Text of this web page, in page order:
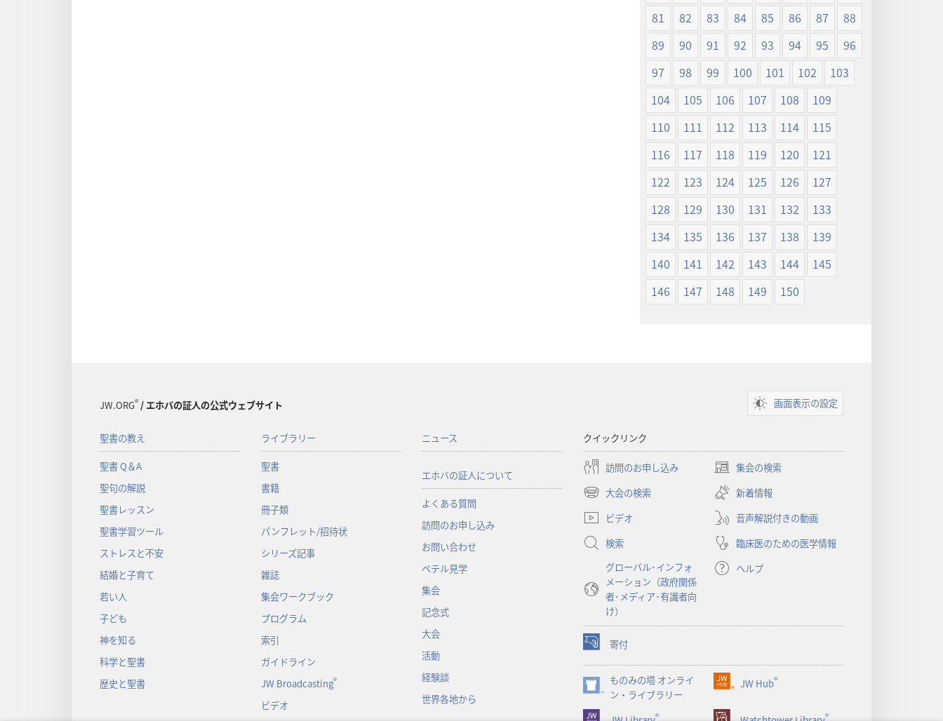
81
82 83 84 85 86 87
88
89
90 91 92 93 94 95
96
97
98 99 100 101 102
103
104
105 106 107 108
109
110
111 112 113 114
115
116
117 118 119 120
121
122
123 124 125 126
127
128
129 130 131 132
133
134
135 136 137 138
139
140
141 142 143 144
145
146
147 148 149 150
JW.ORG®/ エホバの証人の公式ウェブサイト 画面表示の設定
聖書の教え
聖書 Q＆A
聖句の解説
聖書レッスン
聖書学習ツール
ストレスと不安
結婚と子育て
若い人
子ども
神を知る
科学と聖書
歴史と聖書
ライブラリー
聖書
書籍
冊子類
パンフレット/招待状
シリーズ記事
雑誌
集会ワークブック
プログラム
索引
ガイドライン
JW Broadcasting®
ビデオ
ニュース
エホバの証人について
よくある質問
訪問のお申し込み
お問い合わせ
ベテル見学
集会
記念式
大会
活動
経験談
世界各地から
クイックリンク
訪問のお申し込み 集会の検索
（新
し
い
タ
ブ
で
開
く）
大会の検索
（新
し
タ
開
新着情報
ビデオ
音声解説付きの動画
検索
臨床医のための医学情報
グローバル･インフォ
メーション（政府関係
者･メディア･有識者向
け）
ヘルプ
寄付
（新
し
い
タ
ブ
ものみの塔 オンライ
ン・ライブラリー
（新
し
JW Hub®
（新
® ®